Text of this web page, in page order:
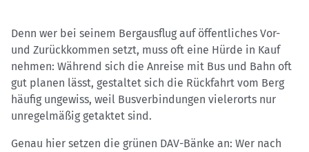
Denn wer bei seinem Bergausflug auf öffentliches Vor-
und Zurückkommen setzt, muss oft eine Hürde in Kauf
nehmen: Während sich die Anreise mit Bus und Bahn oft
gut planen lässt, gestaltet sich die Rückfahrt vom Berg
häufig ungewiss, weil Busverbindungen vielerorts nur
unregelmäßig getaktet sind.
Genau hier setzen die grünen DAV-Bänke an: Wer nach